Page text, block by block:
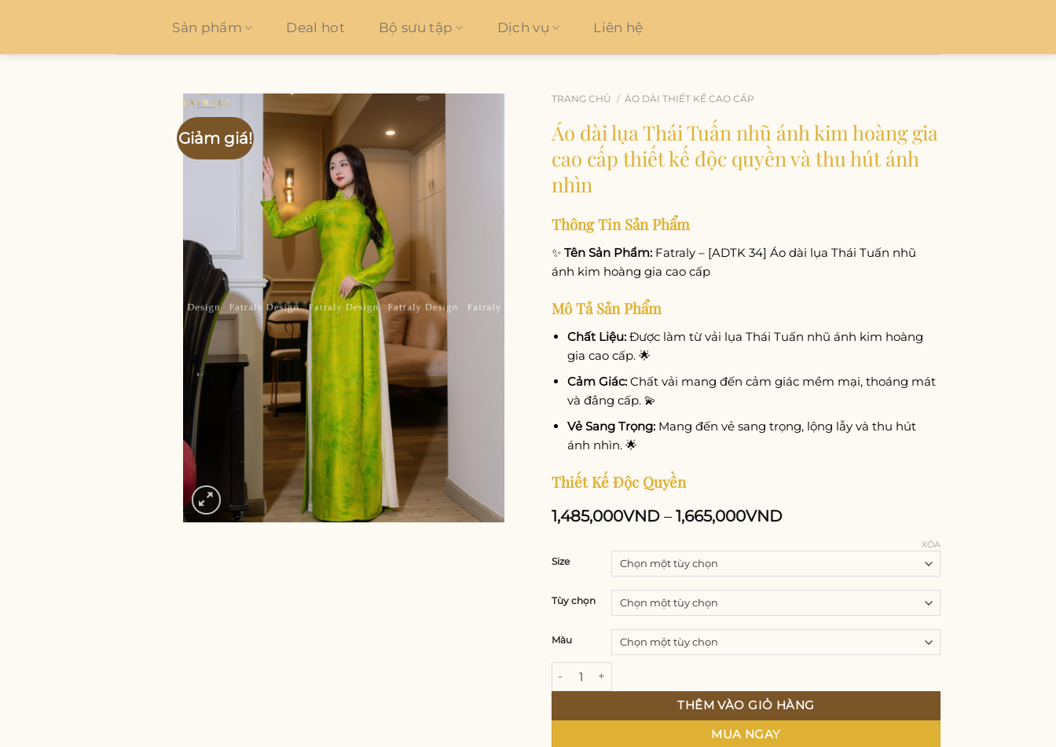
Sản phẩm Deal hot Bộ sưu tập Dịch vụ Liên hệ
Giảm giá!
TRANG CHỦ / ÁO DÀI THIẾT KẾ CAO CẤP
Áo dài lụa Thái Tuấn nhũ ánh kim hoàng gia
cao cấp thiết kế độc quyền và thu hút ánh
nhìn
Thông Tin Sản Phẩm
✨ Tên Sản Phẩm: Fatraly – [ADTK 34] Áo dài lụa Thái Tuấn nhũ
ánh kim hoàng gia cao cấp
Mô Tả Sản Phẩm
Chất Liệu:Được làm từ vải lụa Thái Tuấn nhũ ánh kim hoàng
gia cao cấp. 🌟
Cảm Giác:Chất vải mang đến cảm giác mềm mại, thoáng mát
và đẳng cấp. 💫
Vẻ Sang Trọng:Mang đến vẻ sang trọng, lộng lẫy và thu hút
ánh nhìn. 🌟
Thiết Kế Độc Quyền
1,485,000VND – 1,665,000VND
Size
Tùy chọn
Màu
XÓA
THÊM VÀO GIỎ HÀNG
MUA NGAY